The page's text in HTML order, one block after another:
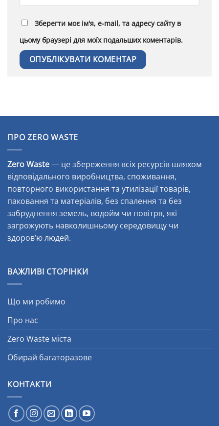
Зберегти моє ім'я, e-mail, та адресу сайту в
цьому браузері для моїх подальших коментарів.
ПРО ZERO WASTE
Zero Waste— це збереження всіх ресурсів шляхом
відповідального виробництва, споживання,
повторного використання та утилізації товарів,
паковання та матеріалів, без спалення та без
забруднення земель, водойм чи повітря, які
загрожують навколишньому середовищу чи
здоров’ю людей.
ВАЖЛИВІ СТОРІНКИ
Що ми робимо
Про нас
Zero Waste міста
Обирай багаторазове
КОНТАКТИ